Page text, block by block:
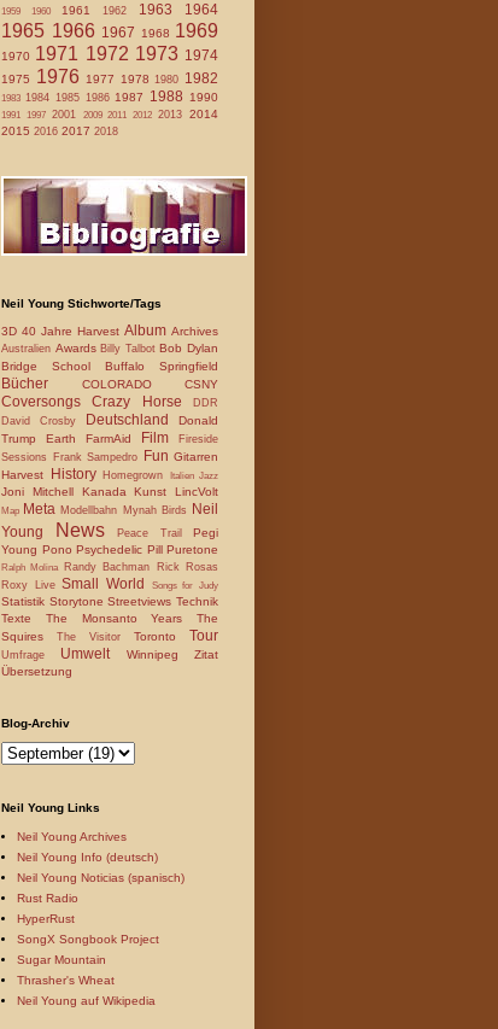
1959 1960 1961 1962 1963 1964
1965 1966 1967 1968 1969
1970 1971 1972 1973 1974
1975 1976 1977 19781980 1982
1983 1984 1985 19861987 19881990
1991 1997 2001 20092011201220132014
2015 2016 2017 2018
Neil Young Stichworte/Tags
3D 40 Jahre Harvest Album Archives
Australien Awards Billy Talbot Bob Dylan
Bridge School Buffalo Springfield
Bücher COLORADO CSNY
CoversongsCrazy HorseDDR
David Crosby
Deutschland
Donald
Trump Earth FarmAid Film
Fireside
Sessions
Frank Sampedro Fun Gitarren
Harvest
History Homegrown Italien Jazz
Joni Mitchell Kanada Kunst LincVolt
Map MetaModellbahn Mynah Birds
Neil
Young
News Peace Trail Pegi
Young Pono Psychedelic Pill Puretone
Ralph Molina Randy Bachman
Rick Rosas
Roxy LiveSmall World Songs for Judy
Statistik StorytoneStreetviewsTechnik
Texte The Monsanto Years The
Squires The Visitor Toronto Tour
Umfrage Umwelt WinnipegZitat
Übersetzung
Blog-Archiv
Neil Young Links
Neil Young Archives
Neil Young Info (deutsch)
Neil Young Noticias (spanisch)
Rust Radio
HyperRust
SongX Songbook Project
Sugar Mountain
Thrasher's Wheat
Neil Young auf Wikipedia